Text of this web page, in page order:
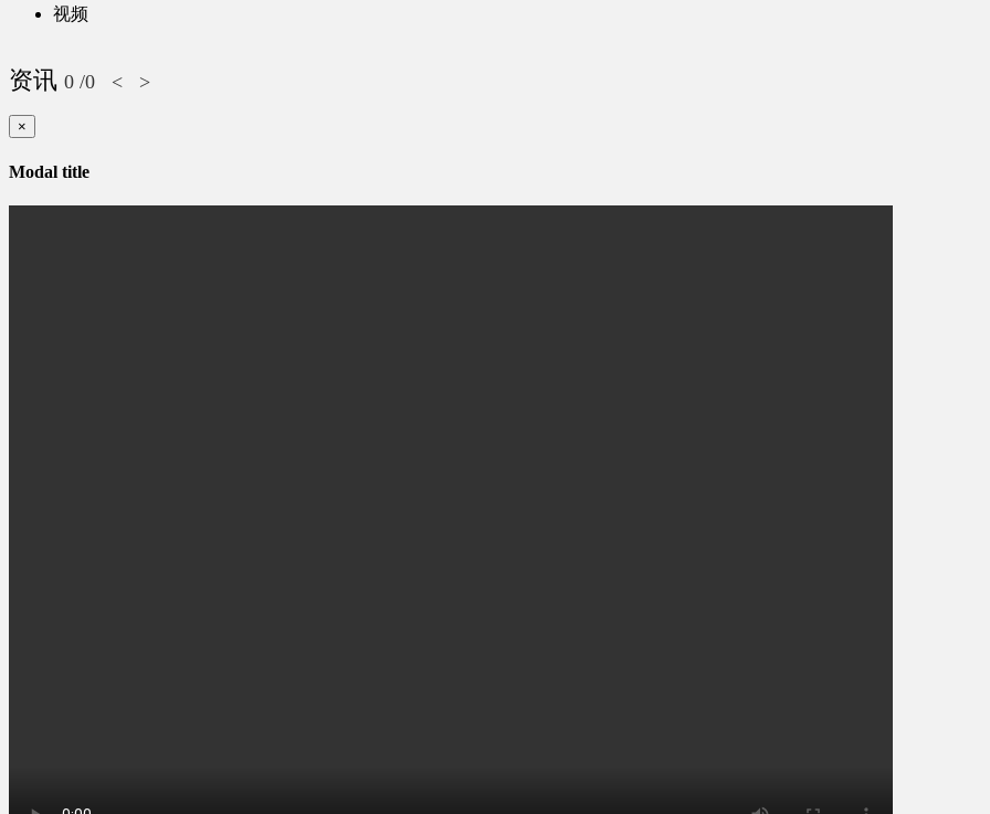
视频
资讯 0 /0 < >
×
Modal title